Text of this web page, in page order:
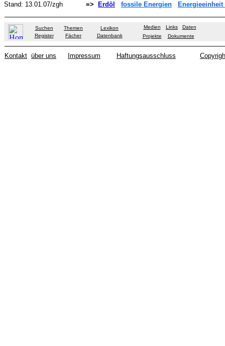
Stand: 13.01.07/zgh => Erdöl fossile Energien
Suchen Themen
Lexikon
Register
Fächer Datenbank
Medien Links
Daten
Projekte
Dokumente
Kontakt über uns Impressum Haftungsausschluss